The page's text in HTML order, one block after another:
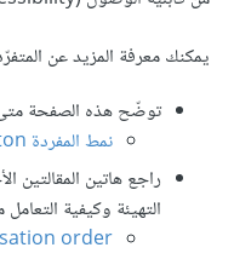
يمكنك معرفة المزيد عن
توضّح هذه الصفحة
نمط المفردة Singleton في موسوعة حسوب
راجع هاتين المقالتين
التهيئة وكيفية التعامل
order